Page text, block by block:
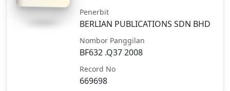
Penerbit
BERLIAN PUBLICATIONS SDN BHD
Nombor Panggilan
BF632 .Q37 2008
Record No
669698